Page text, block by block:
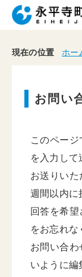
現在の位置 ホー
お問い
このペー
を入力して
お送りいた
週間以内に
回答を希
をお忘れな
お問い合
いように編